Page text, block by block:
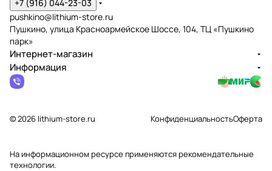
+7 (916) 044-23-03
pushkino@lithium-store.ru
Пушкино, улица Красноармейское Шоссе, 104, ТЦ «Пушкино
парк»
Интернет-магазин
Информация
© 2026 lithium-store.ru КонфиденциальностьОферта
На информационном ресурсе применяютсярекомендательные
технологии.